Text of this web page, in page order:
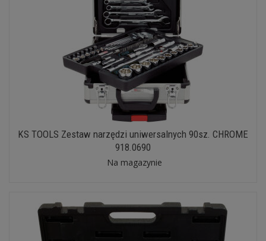
KS TOOLS Zestaw narzędzi uniwersalnych 90sz. CHROME
918.0690
Na magazynie